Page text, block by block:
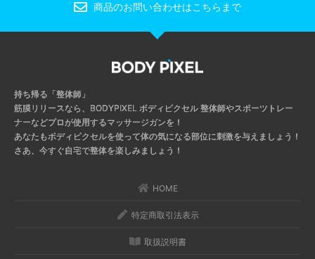
商品のお問い合わせはこちらまで
持ち帰る「整体師」
筋膜リリースなら、BODYPIXEL ボディピクセル 整体師やスポーツトレー
ナーなどプロが使用するマッサージガンを！
あなたもボディピクセルを使って体の気になる部位に刺激を与えましょう！
さあ、今すぐ自宅で整体を楽しみましょう！
HOME
特定商取引法表示
取扱説明書